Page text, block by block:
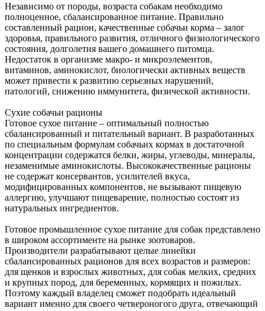
Независимо от породы, возраста собакам необходимо
полноценное, сбалансированное питание. Правильно
составленный рацион, качественные собачьи корма – залог
здоровья, правильного развития, отличного физиологического
состояния, долголетия вашего домашнего питомца.
Недостаток в организме макро- и микроэлементов,
витаминов, аминокислот, биологически активных веществ
может привести к развитию серьезных нарушений,
патологий, снижению иммунитета, физической активности.
Сухие собачьи рационы
Готовое сухое питание – оптимальный полностью
сбалансированный и питательный вариант. В разработанных
по специальным формулам собачьих кормах в достаточной
концентрации содержатся белки, жиры, углеводы, минералы,
незаменимые аминокислоты. Высококачественные рационы
не содержат консервантов, усилителей вкуса,
модифицированных компонентов, не вызывают пищевую
аллергию, улучшают пищеварение, полностью состоят из
натуральных ингредиентов.
Готовое промышленное сухое питание для собак представлено
в широком ассортименте на рынке зоотоваров.
Производители разрабатывают целые линейки
сбалансированных рационов для всех возрастов и размеров:
для щенков и взрослых животных, для собак мелких, средних
и крупных пород, для беременных, кормящих и пожилых.
Поэтому каждый владелец сможет подобрать идеальный
вариант именно для своего четвероногого друга, отвечающий